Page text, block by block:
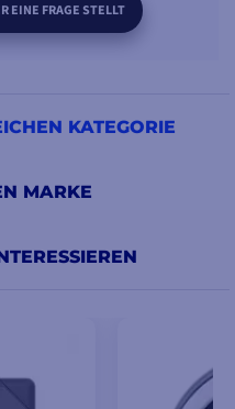
EINE FRAGE STELLT
KATEGORIE
MARKE